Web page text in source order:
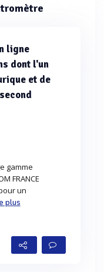
ligne
dont l'un
et de
gamme
FRANCE
un
plus